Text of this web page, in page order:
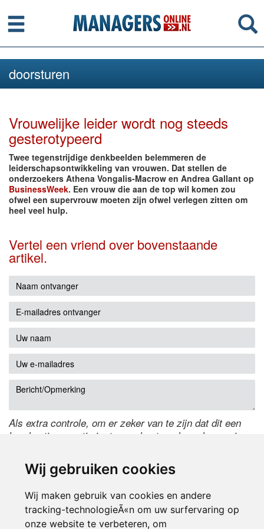
Wij gebruiken cookies
Wij maken gebruik van cookies en andere
tracking-technologieÃ«n om uw surfervaring op
onze website te verbeteren, om
Menu
doorsturen
Vrouwelijke leider wordt nog steeds
gesterotypeerd
Twee tegenstrijdige denkbeelden belemmeren de
leiderschapsontwikkeling van vrouwen. Dat stellen de
onderzoekers Athena Vongalis-Macrow en Andrea Gallant op
BusinessWeek. Een vrouw die aan de top wil komen zou
ofwel een supervrouw moeten zijn ofwel verlegen zitten om
heel veel hulp.
Vertel een vriend over bovenstaande
artikel.
Als extra controle, om er zeker van te zijn dat dit een
handmatige reactie is, typ onderstaande code over in
de code te wijzigen.